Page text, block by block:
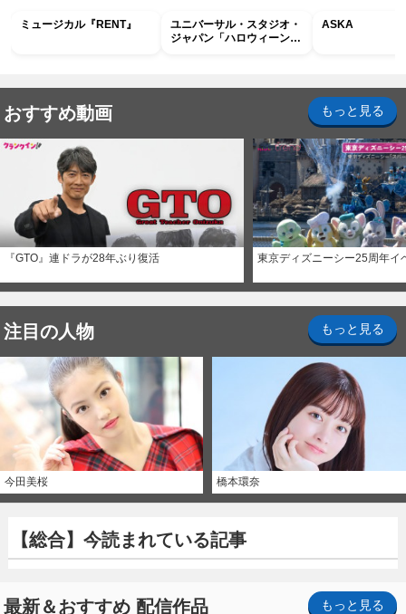
ミュージカル『RENT』
ユニバーサル・スタジオ・
ジャパン「ハロウィーン・
ASKA
おすすめ動画 もっと見る
『GTO』連ドラが28年ぶり復活 東京ディズニーシー25周年イ
注目の人物 もっと見る
今田美桜 橋本環奈
【総合】今読まれている記事
最新＆おすすめ 配信作品 もっと見る